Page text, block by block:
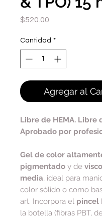
$520.00
Cantidad *
Agregar al
Libre de HEMA. Libre
Aprobado por
Gel de color
pigmentado y de
media, ideal para
color sólido o como
art. Incorpora el pincel
la botella (fibras PBT,